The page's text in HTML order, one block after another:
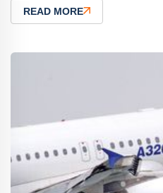
READ MORE